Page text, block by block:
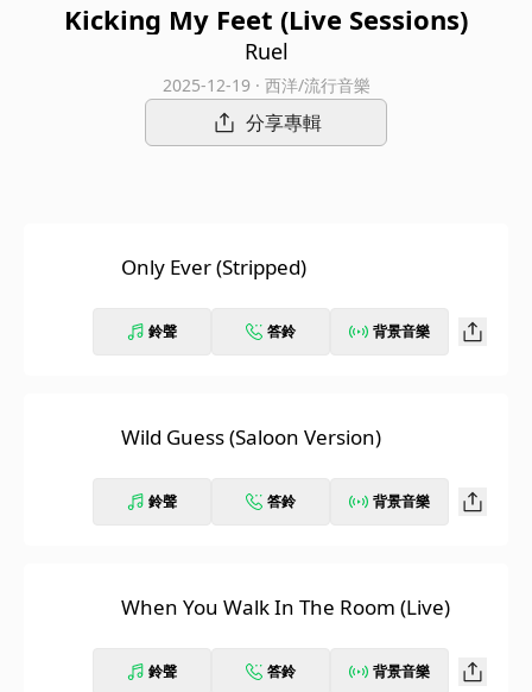
Kicking My Feet (Live Sessions)
Ruel
2025-12-19 · 西洋/流行音樂
分享專輯
Only Ever (Stripped)
鈴聲 答鈴 背景音樂
Wild Guess (Saloon Version)
鈴聲 答鈴 背景音樂
When You Walk In The Room (Live)
鈴聲 答鈴 背景音樂